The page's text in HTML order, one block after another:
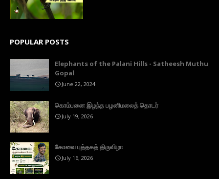
POPULAR POSTS
Elephants of the Palani Hills - Satheesh Muthu
Gopal
June 22, 2024
கொம்பனை இழந்த பழனிமலைத் தொடர்
July 19, 2026
கோவை புத்தகத் திருவிழா
July 16, 2026